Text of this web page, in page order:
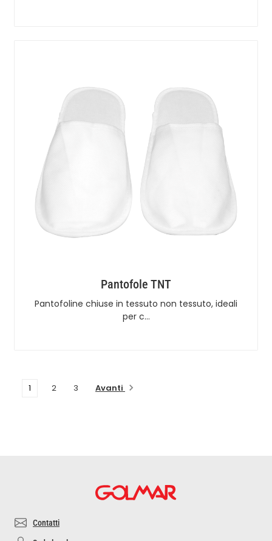
Pantofole TNT
Pantofoline chiuse in tessuto non tessuto, ideali
per c…
1 2 3 Avanti
Contatti